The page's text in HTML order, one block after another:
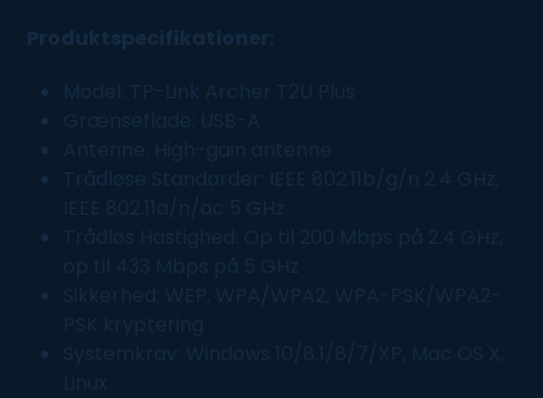
Produktspecifikationer:
Model: TP-Link Archer T2U Plus
Grænseflade: USB-A
Antenne: High-gain antenne
Trådløse Standarder: IEEE 802.11b/g/n 2.4 GHz,
IEEE 802.11a/n/ac 5 GHz
Trådløs Hastighed: Op til 200 Mbps på 2.4 GHz,
op til 433 Mbps på 5 GHz
Sikkerhed: WEP, WPA/WPA2, WPA-PSK/WPA2-
PSK kryptering
Systemkrav: Windows 10/8.1/8/7/XP, Mac OS X,
Linux